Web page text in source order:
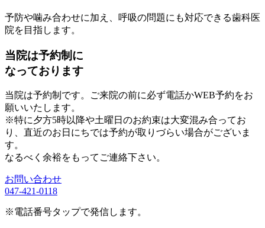
予防や噛み合わせに加え、呼吸の問題にも対応できる歯科医
院を目指します。
当院は予約制に
なっております
当院は予約制です。ご来院の前に必ず電話かWEB予約をお
願いいたします。
※特に夕方5時以降や土曜日のお約束は大変混み合ってお
り、直近のお日にちでは予約が取りづらい場合がございま
す。
なるべく余裕をもってご連絡下さい。
お問い合わせ
047-421-0118
※電話番号タップで発信します。